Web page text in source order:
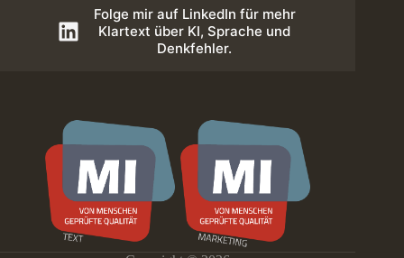
Folge mir auf LinkedIn für mehr
Klartext über KI, Sprache und
Denkfehler.